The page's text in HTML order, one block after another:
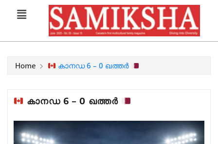
Home കാനഡ 6 – 0 ഖത്തർ
കാനഡ 6 – 0 ഖത്തർ